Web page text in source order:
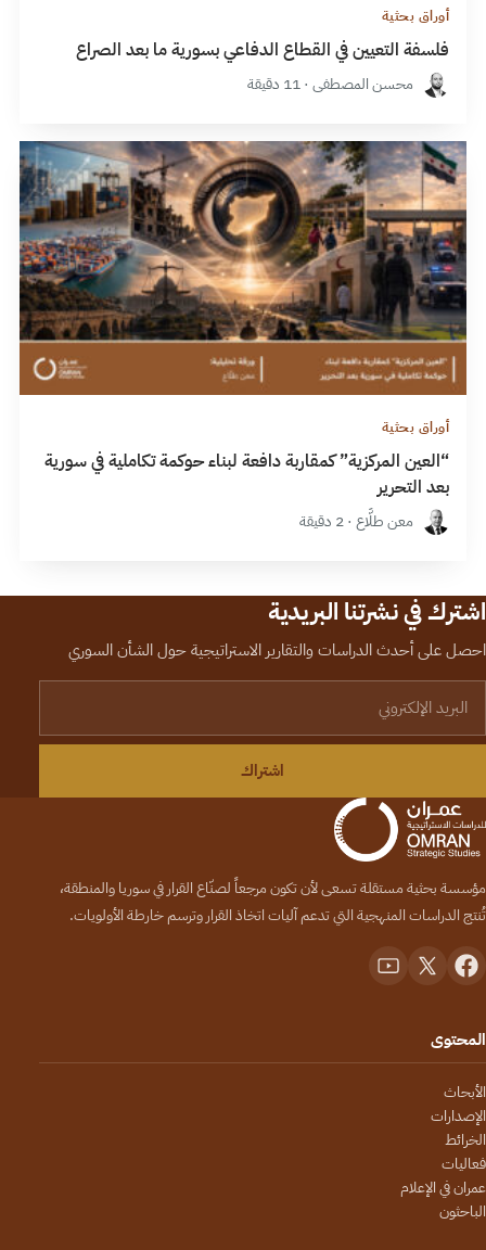
أوراق بحثية
فلسفة التعيين في القطاع الدفاعي بسورية ما بعد الصراع
محسن المصطفى · 11 دقيقة
أوراق بحثية
“العين المركزية” كمقاربة دافعة لبناء حوكمة تكاملية في سورية
بعد التحرير
معن طلَّاع · 2 دقيقة
اشترك في نشرتنا البريدية
احصل على أحدث الدراسات والتقارير الاستراتيجية حول الشأن السوري
اشتراك
مؤسسة بحثية مستقلة تسعى لأن تكون مرجعاً لصنّاع القرار في سوريا والمنطقة،
تُنتج الدراسات المنهجية التي تدعم آليات اتخاذ القرار وترسم خارطة الأولويات.
المحتوى
الأبحاث
الإصدارات
الخرائط
فعاليات
عمران في الإعلام
الباحثون